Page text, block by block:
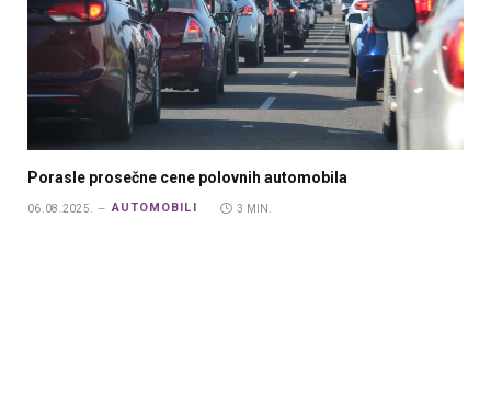
Porasle prosečne cene polovnih automobila
06.08.2025. AUTOMOBILI 3 MIN.